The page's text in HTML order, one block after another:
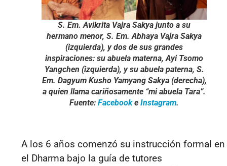
S. Em. Avikrita Vajra Sakya junto a su
hermano menor, S. Em. Abhaya Vajra Sakya
(izquierda), y dos de sus grandes
inspiraciones: su abuela materna, Ayi Tsomo
Yangchen (izquierda), y su abuela paterna, S.
Em. Dagyum Kusho Yamyang Sakya (derecha),
a quien llama cariñosamente “mi abuela Tara”.
Fuente: Facebooke Instagram.
A los 6 años comenzó su instrucción formal en
el Dharma bajo la guía de tutores